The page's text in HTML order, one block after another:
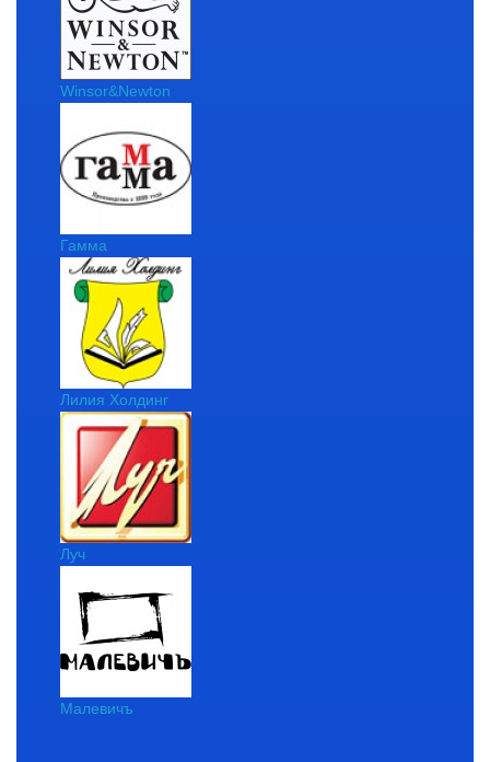
Winsor&Newton
Гамма
Лилия Холдинг
Луч
Малевичъ